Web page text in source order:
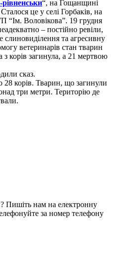
“, на Гощанщині
це у селі Горбаків, на
Воловікова”. 19 грудня
– постійно ревіли,
слиновиділення та агресивну
ветеринарів стан тварин
корів загинула, а 21 мертвою
сказ.
корів. Тварин, що загинули
три метри. Територію де
Пишіть нам на електронну
за номер телефону